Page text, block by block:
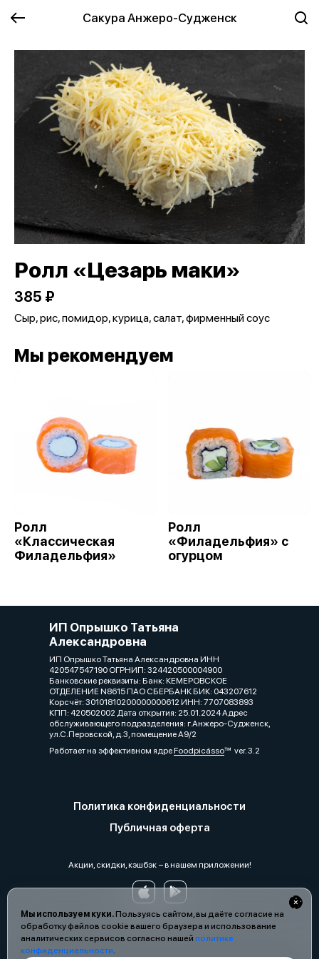
Сакура Анжеро-Судженск
Мы используем куки.Пользуясь сайтом, вы даёте согласие на
обработку файлов cookie вашего браузера и использование
аналитических сервисов согласно нашей политике
конфиденциальности.
Ролл «Цезарь маки»
385 ₽
Сыр, рис, помидор, курица, салат, фирменный соус
Мы рекомендуем
Ролл
«Классическая
Филадельфия»
Ролл
«Филадельфия» с
огурцом
ИП Опрышко Татьяна
Александровна
ИП Опрышко Татьяна Александровна ИНН
420547547190 ОГРНИП: 324420500004900
Банковские реквизиты: Банк: КЕМЕРОВСКОЕ
ОТДЕЛЕНИЕ N8615 ПАО СБЕРБАНК БИК: 043207612
Корсчёт: 30101810200000000612 ИНН: 7707083893
КПП: 420502002 Дата открытия: 25.01.2024 Адрес
обслуживающего подразделения: г.Анжеро-Судженск,
ул.С.Перовской, д.3, помещение А9/2
Работает на эффективном ядреFoodpicássover. 3.2
Политика конфиденциальности
Публичная оферта
Акции, скидки, кэшбэк − в нашем приложении!